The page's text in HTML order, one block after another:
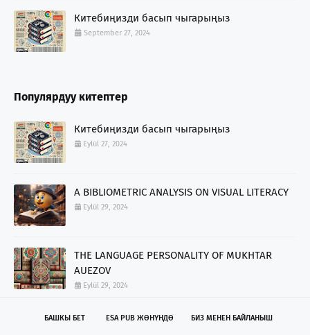
Китебиңизди басып чыгарыңыз
September 27, 2024
Популярдуу китептер
Китебиңизди басып чыгарыңыз
Eylül 27, 2024
A BIBLIOMETRIC ANALYSIS ON VISUAL LITERACY
Eylül 29, 2024
THE LANGUAGE PERSONALITY OF MUKHTAR
AUEZOV
Eylül 29, 2024
БАШКЫ БЕТ ESA PUB ЖӨНҮНДӨ БИЗ МЕНЕН БАЙЛАНЫШ